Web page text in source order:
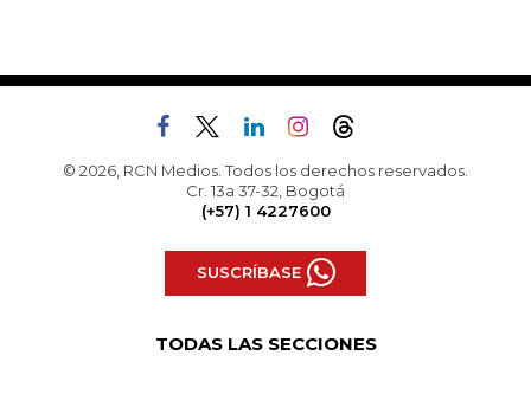
© 2026, RCN Medios. Todos los derechos reservados.
Cr. 13a 37-32, Bogotá
(+57) 1 4227600
SUSCRÍBASE
TODAS LAS SECCIONES